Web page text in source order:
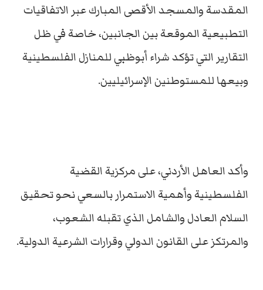
المقدسة والمسجد الأقصى المبارك عبر الاتفاقيات
التطبيعية الموقعة بين الجانبين، خاصة في ظل
التقارير التي تؤكد شراء أبوظبي للمنازل الفلسطينية
وبيعها للمستوطنين الإسرائيليين.
وأكد العاهل الأردني، على مركزية القضية
الفلسطينية وأهمية الاستمرار بالسعي نحو تحقيق
السلام العادل والشامل الذي تقبله الشعوب،
والمرتكز على القانون الدولي وقرارات الشرعية الدولية.